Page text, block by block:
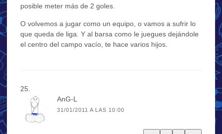
posible meter más de 2 goles.
O volvemos a jugar como un equipo, o vamos a sufrir lo
que queda de liga. Y al barsa como le juegues dejándole
el centro del campo vacío, te hace varios hijos.
AnG-L
31/01/2011 A LAS 10:00